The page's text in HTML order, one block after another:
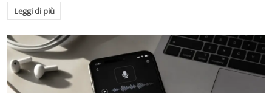
Leggi di più